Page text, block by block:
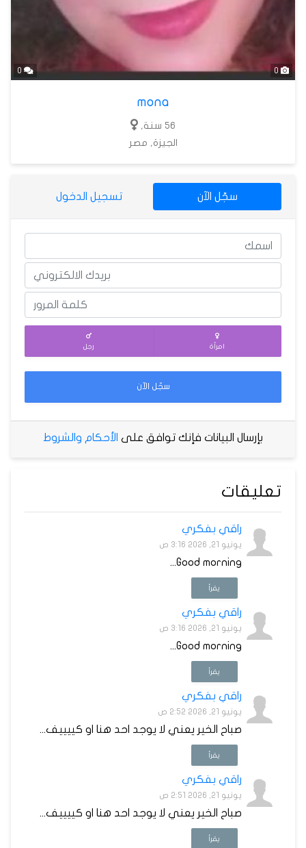
0
mona
56 سنة,
الجيزة, مصر
سجّل الآن تسجيل الدخول
امرأة رجل
سجّل الآن
بإرسال البيانات فإنك توافق على الأحكام والشروط
تعليقات
راقي بفكري
يونيو 21, 2026 3:16 ص
Good morning...
يقرأ
راقي بفكري
يونيو 21, 2026 3:16 ص
Good morning...
يقرأ
راقي بفكري
يونيو 21, 2026 2:52 ص
صباح الخير يعني لا يوجد احد هنا او كييييف...
يقرأ
راقي بفكري
يونيو 21, 2026 2:51 ص
صباح الخير يعني لا يوجد احد هنا او كييييف...
يقرأ